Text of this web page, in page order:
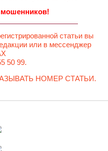
мошенников!
статьи вы
или в мессенджер
50 99.
НОМЕР СТАТЬИ.